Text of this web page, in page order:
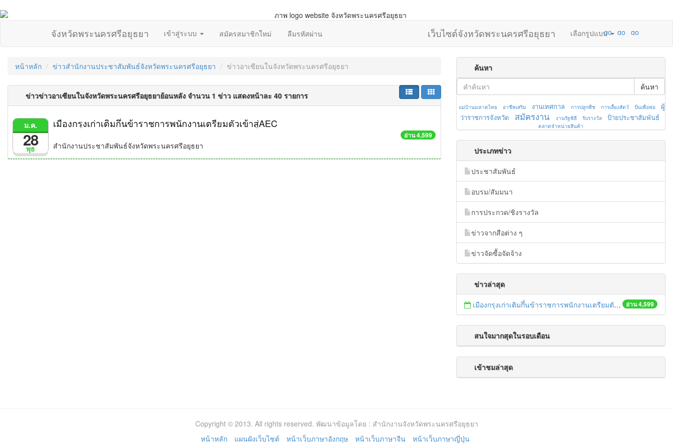
จังหวัดพระนครศรีอยุธยา เข้าสู่ระบบ สมัครสมาชิกใหม่ ลืมรหัสผ่าน เว็บไซต์จังหวัดพระนครศรีอยุธยา เลือกรูปแบบ
หน้าหลัก ข่าวสำนักงานประชาสัมพันธ์จังหวัดพระนครศรีอยุธยา ข่าวอาเซียนในจังหวัดพระนครศรีอยุธยา
ข่าวข่าวอาเซียนในจังหวัดพระนครศรีอยุธยาย้อนหลัง จำนวน 1 ข่าว แสดงหน้าละ 40 รายการ
พุธ
ม.ค.
28
เมืองกรุงเก่าเติมกึ๋นข้าราชการพนักงานเตรียมตัวเข้าสู่AEC
อ่าน 4,599
สำนักงานประชาสัมพันธ์จังหวัดพระนครศรีอยุธยา
ค้นหา
ค้นหา
แม่บ้านมหาดไทย อาชีพเสริม งานเทศกาล การปลูกพืช การเลี้ยงสัตว์ ปั่นเพื่อพ่อ
ผู้
ว่าราชการจังหวัด
สมัครงาน งานรัฐพิธี รับรางวัล ป้ายประชาสัมพันธ์
ตลาดจำหน่ายสินค้า
ประเภทข่าว
ประชาสัมพันธ์
อบรม/สัมมนา
การประกวด/ชิงรางวัล
ข่าวจากสือต่าง ๆ
ข่าวจัดซื้อจัดจ้าง
ข่าวล่าสุด
อ่าน 4,599
เมืองกรุงเก่าเติมกึ๋นข้าราชการพนักงานเตรียมตัวเข้าสู่AEC
สนใจมากสุดในรอบเดือน
เข้าชมล่าสุด
Copyright © 2013. All rights reserved. พัฒนาข้อมูลโดย : สำนักงานจังหวัดพระนครศรีอยุธยา
หน้าหลัก
แผนผังเว็บไซต์ หน้าเว็บภาษาอังกฤษ หน้าเว็บภาษาจีน หน้าเว็บภาษาญี่ปุ่น